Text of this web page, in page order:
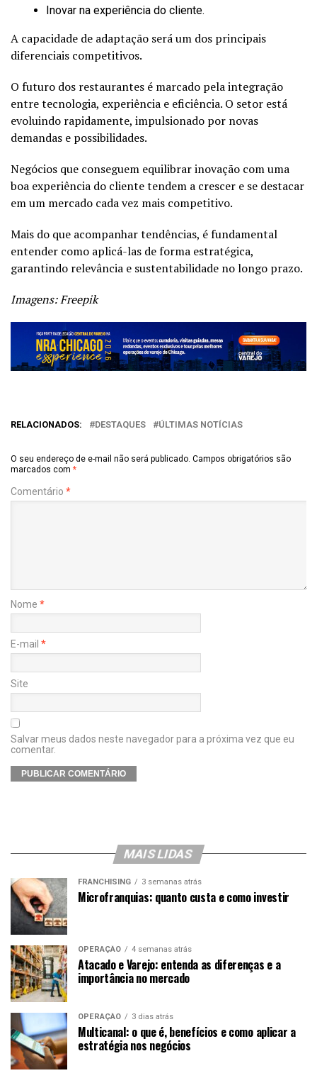
Inovar na experiência do cliente.
A capacidade de adaptação será um dos principais
diferenciais competitivos.
O futuro dos restaurantes é marcado pela integração
entre tecnologia, experiência e eficiência. O setor está
evoluindo rapidamente, impulsionado por novas
demandas e possibilidades.
Negócios que conseguem equilibrar inovação com uma
boa experiência do cliente tendem a crescer e se destacar
em um mercado cada vez mais competitivo.
Mais do que acompanhar tendências, é fundamental
entender como aplicá-las de forma estratégica,
garantindo relevância e sustentabilidade no longo prazo.
Imagens: Freepik
RELACIONADOS: DESTAQUES ÚLTIMAS NOTÍCIAS
O seu endereço de e-mail não será publicado. Campos obrigatórios são
marcados com *
Comentário *
Nome *
E-mail *
Site
Salvar meus dados neste navegador para a próxima vez que eu
comentar.
MAIS LIDAS
FRANCHISING 3 semanas atrás
Microfranquias: quanto custa e como investir
OPERAÇÃO 4 semanas atrás
Atacado e Varejo: entenda as diferenças e a
importância no mercado
OPERAÇÃO 3 dias atrás
Multicanal: o que é, benefícios e como aplicar a
estratégia nos negócios